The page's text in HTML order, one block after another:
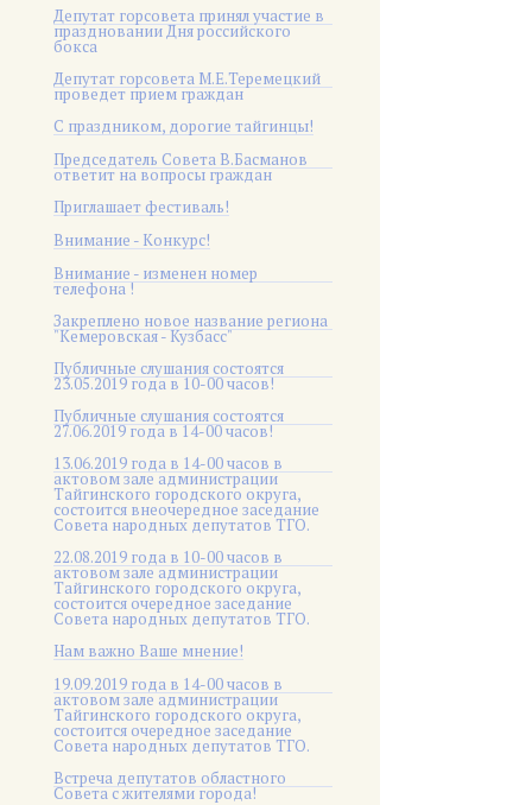
Депутат горсовета принял участие в
праздновании Дня российского
бокса
Депутат горсовета М.Е.Теремецкий
проведет прием граждан
С праздником, дорогие тайгинцы!
Председатель Совета В.Басманов
ответит на вопросы граждан
Приглашает фестиваль!
Внимание - Конкурс!
Внимание - изменен номер
телефона !
Закреплено новое название региона
"Кемеровская - Кузбасс"
Публичные слушания состоятся
23.05.2019 года в 10-00 часов!
Публичные слушания состоятся
27.06.2019 года в 14-00 часов!
13.06.2019 года в 14-00 часов в
актовом зале администрации
Тайгинского городского округа,
состоится внеочередное заседание
Совета народных депутатов ТГО.
22.08.2019 года в 10-00 часов в
актовом зале администрации
Тайгинского городского округа,
состоится очередное заседание
Совета народных депутатов ТГО.
Нам важно Ваше мнение!
19.09.2019 года в 14-00 часов в
актовом зале администрации
Тайгинского городского округа,
состоится очередное заседание
Совета народных депутатов ТГО.
Встреча депутатов областного
Совета с жителями города!